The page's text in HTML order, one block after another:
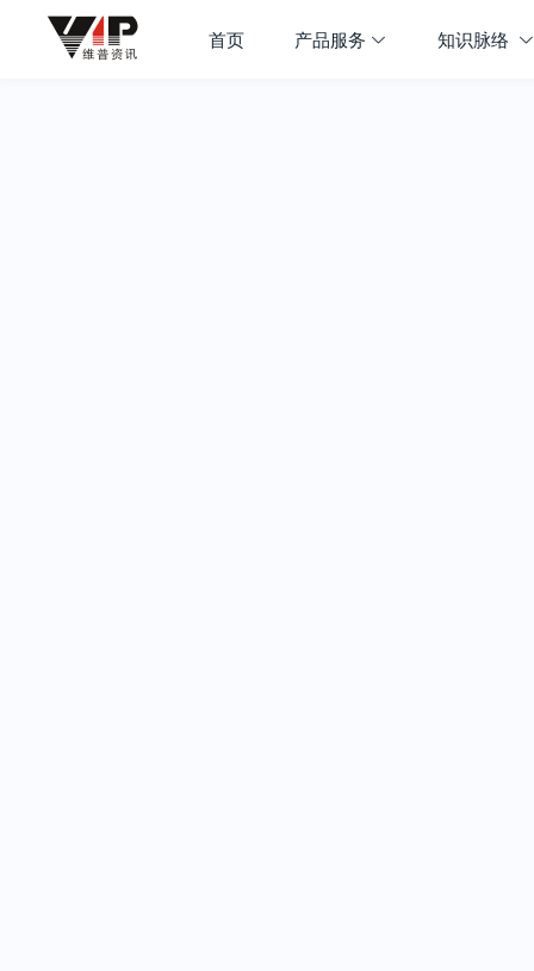
首页 产品服务 知识脉络